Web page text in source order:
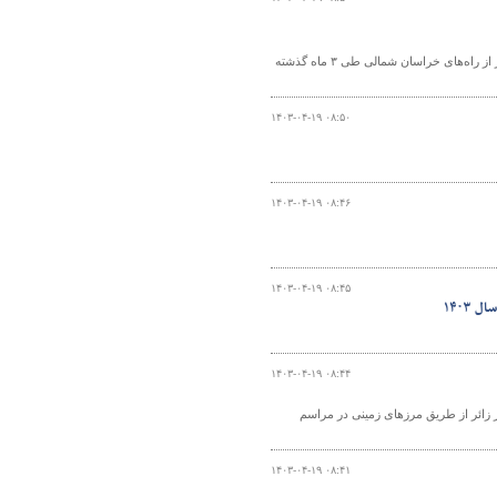
معاون راهداری اداره کل راهداری و حمل‌ونقل جاده‌ای استان خراسان شمالی ۳۶۰ کیلومتر از راه‌های خراسان شمالی طی ۳ ماه گذشته
۱۴۰۳-۰۴-۱۹ ۰۸:۵۰
۱۴۰۳-۰۴-۱۹ ۰۸:۴۶
۱۴۰۳-۰۴-۱۹ ۰۸:۴۵
۱۴۰۳-۰۴-۱۹ ۰۸:۴۴
و حمل‌ونقل جاده‌ای از پیش‌بینی حضور بیش از ۴ میلیون و ۹۰ هزار زائر از طریق مرزهای زمینی در مراسم
۱۴۰۳-۰۴-۱۹ ۰۸:۴۱